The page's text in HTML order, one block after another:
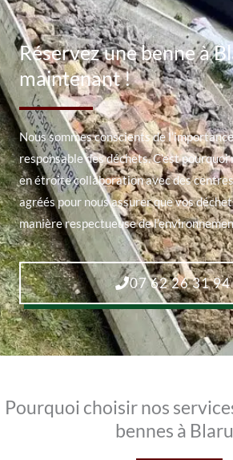
Réservez une benne à
maintenant !
Nous sommes conscients de
responsable des déchets. C’est
en étroite collaboration avec des
agréés pour nous assurer que vos
manière respectueuse de
07 62 26 31 94
Pourquoi choisir nos
bennes à